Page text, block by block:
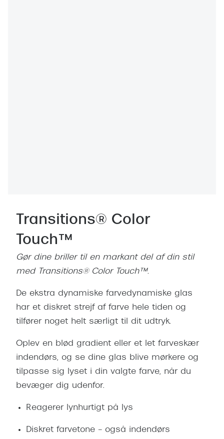
Transitions® Color
Touch™
Gør dine briller til en markant del af din stil
med Transitions® Color Touch™.
De ekstra dynamiske farvedynamiske glas
har et diskret strejf af farve hele tiden og
tilfører noget helt særligt til dit udtryk.
Oplev en blød gradient eller et let farveskær
indendørs, og se dine glas blive mørkere og
tilpasse sig lyset i din valgte farve, når du
bevæger dig udenfor.
Reagerer lynhurtigt på lys
Diskret farvetone – også indendørs